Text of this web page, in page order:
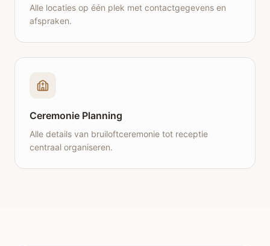
Alle locaties op één plek met contactgegevens en
afspraken.
Ceremonie Planning
Alle details van bruiloftceremonie tot receptie
centraal organiseren.